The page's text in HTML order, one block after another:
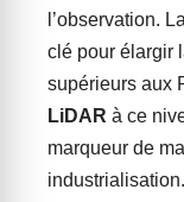
l’observation. La
clé pour élargir
supérieurs aux
LiDAR à ce
marqueur de
industrialisation.